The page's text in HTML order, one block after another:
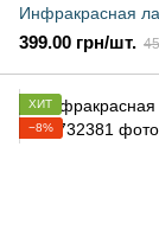
Инфракрасная
399.00 грн/шт.
ХИТ
−8%